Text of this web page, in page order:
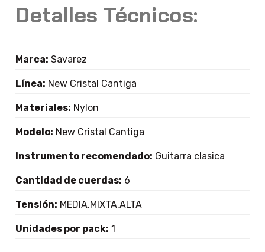
Detalles Técnicos:
Marca: Savarez
Línea: New Cristal Cantiga
Materiales: Nylon
Modelo: New Cristal Cantiga
Instrumento recomendado: Guitarra clasica
Cantidad de cuerdas: 6
Tensión: MEDIA,MIXTA,ALTA
Unidades por pack: 1